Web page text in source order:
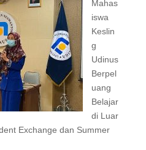
Mahas
iswa
Keslin
g
Udinus
Berpel
uang
Belajar
di Luar
Exchange dan Summer